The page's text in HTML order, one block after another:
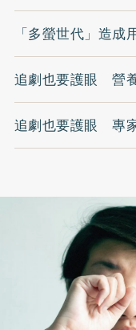
「多螢世代」造
追劇也要護眼 營
追劇也要護眼 專